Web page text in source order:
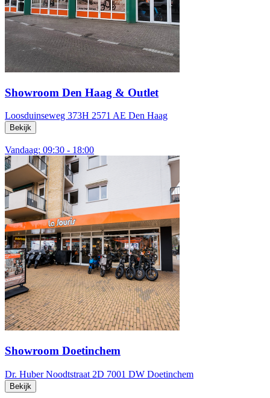
Showroom Den Haag & Outlet
Loosduinseweg 373H 2571 AE Den Haag
Bekijk
Vandaag: 09:30 - 18:00
Showroom Doetinchem
Dr. Huber Noodtstraat 2D 7001 DW Doetinchem
Bekijk